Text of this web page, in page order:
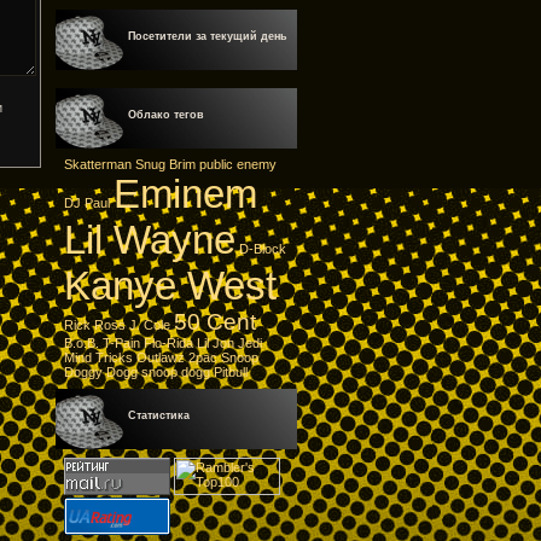
Посетители за текущий день
Облако тегов
Skatterman Snug Brim public enemy
DJ Paul Eminem
Lil Wayne D-Block
Kanye West
Rick Ross J. Cole 50 Cent
B.o.B. T-Pain Flo-Rida Lil Jon Jedi
Mind Tricks Outlawz 2pac Snoop
Doggy Dogg snoop dogg Pitbull
Статистика